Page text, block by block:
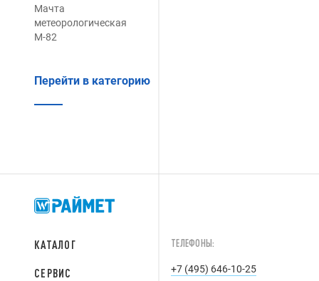
Перейти в категорию
Мачта
метеорологическая
М-82
КАТАЛОГ
СЕРВИС
ТЕЛЕФОНЫ:
+7 (495) 646-10-25